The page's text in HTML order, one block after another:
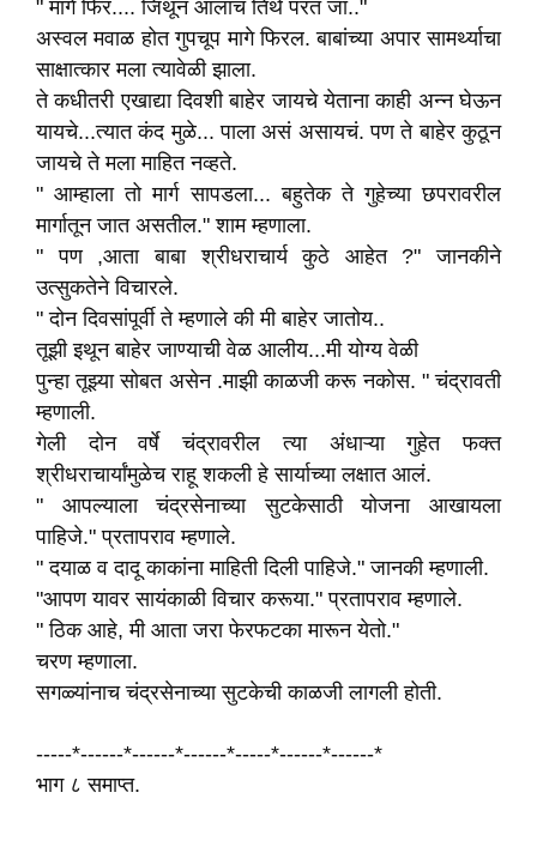
" मागे फिर.... जिथून आलाच तिथे परत जा.."
अस्वल मवाळ होत गुपचूप मागे फिरल. बाबांच्या अपार सामर्थ्याचा
साक्षात्कार मला त्यावेळी झाला.
ते कधीतरी एखाद्या दिवशी बाहेर जायचे येताना काही अन्न घेऊन
यायचे...त्यात कंद मुळे... पाला असं असायचं. पण ते बाहेर कुठून
जायचे ते मला माहित नव्हते.
" आम्हाला तो मार्ग सापडला... बहुतेक ते गुहेच्या छपरावरील
मार्गातून जात असतील." शाम म्हणाला.
" पण ,आता बाबा श्रीधराचार्य कुठे आहेत ?" जानकीने
उत्सुकतेने विचारले.
" दोन दिवसांपूर्वी ते म्हणाले की मी बाहेर जातोय..
तूझी इथून बाहेर जाण्याची वेळ आलीय...मी योग्य वेळी
पुन्हा तूझ्या सोबत असेन .माझी काळजी करू नकोस. " चंद्रावती
म्हणाली.
गेली दोन वर्षे चंद्रावरील त्या अंधाऱ्या गुहेत फक्त
श्रीधराचार्यांमुळेच राहू शकली हे सार्याच्या लक्षात आलं.
" आपल्याला चंद्रसेनाच्या सुटकेसाठी योजना आखायला
पाहिजे." प्रतापराव म्हणाले.
" दयाळ व दादू काकांना माहिती दिली पाहिजे." जानकी म्हणाली.
"आपण यावर सायंकाळी विचार करूया." प्रतापराव म्हणाले.
" ठिक आहे, मी आता जरा फेरफटका मारून येतो."
चरण म्हणाला.
सगळ्यांनाच चंद्रसेनाच्या सुटकेची काळजी लागली होती.
-----*------*------*------*-----*------*------*
भाग ८ समाप्त.